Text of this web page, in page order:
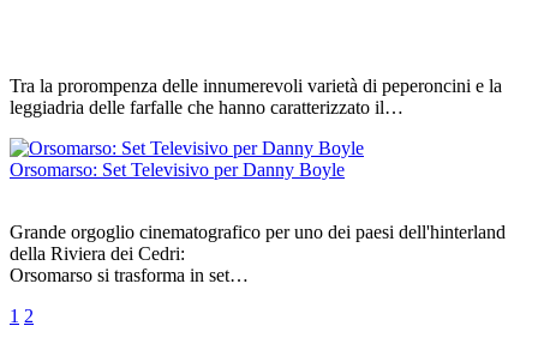
Tra la prorompenza delle innumerevoli varietà di peperoncini e la
leggiadria delle farfalle che hanno caratterizzato il…
Orsomarso: Set Televisivo per Danny Boyle
Grande orgoglio cinematografico per uno dei paesi dell'hinterland
della Riviera dei Cedri:
Orsomarso si trasforma in set…
1 2